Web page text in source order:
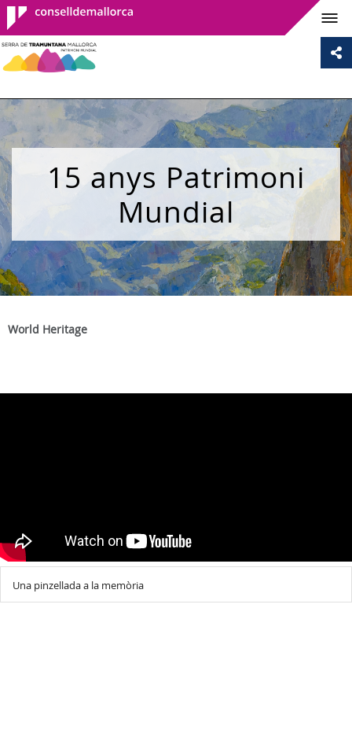
Consell de
Mallorca
15 anys Patrimoni
Mundial
World Heritage
Una pinzellada a la memòria